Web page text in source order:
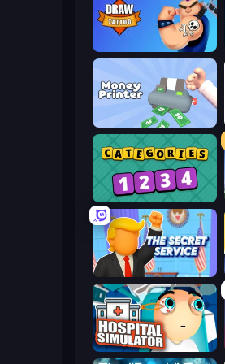
Money Printer
Categories
The Secret Service
Hospital Simulator